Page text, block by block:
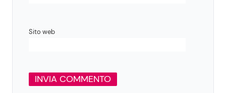
Sito web